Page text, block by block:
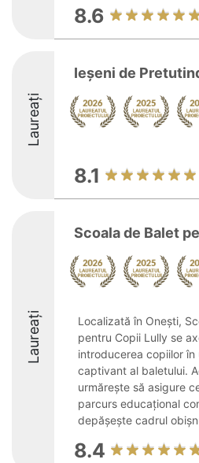
8.6
Laureați
Ieşeni de
8.1
Laureați
Scoala de Balet
Localizată în Onești,
pentru Copii Lully se
introducerea copiilor în
captivant al baletului.
urmărește să asigure
parcurs educațional
depășește cadrul
8.4